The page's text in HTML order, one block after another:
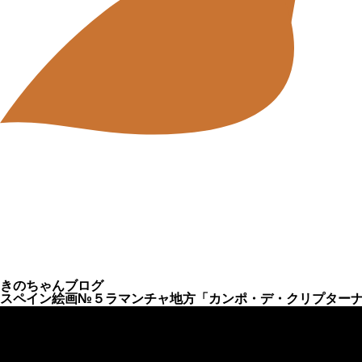
きのちゃんブログ
スペイン絵画№５ラマンチャ地方「カンポ・デ・クリプター